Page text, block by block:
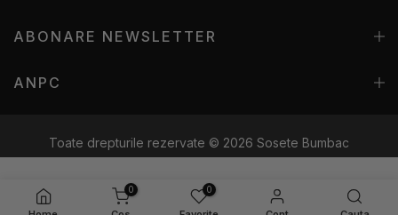
ABONARE NEWSLETTER
ANPC
Toate drepturile rezervate © 2026 Sosete Bumbac
0 0